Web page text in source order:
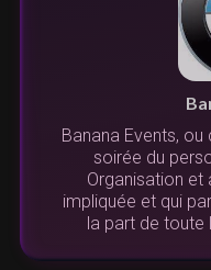
Banana Events, ou
soirée du
Organisation et
impliquée et qui
la part de toute